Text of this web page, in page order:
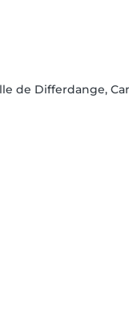
de Differdange,